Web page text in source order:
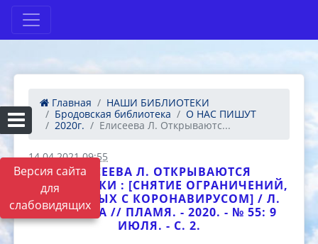
Версия сайта
для
слабовидящих
Главная
НАШИ БИБЛИОТЕКИ
Бродовская библиотека
О НАС ПИШУТ
2020г.
Елисеева Л. Открываютс...
14.04.2021 09:55
ЕЛИСЕЕВА Л. ОТКРЫВАЮТСЯ
БИБЛИОТЕКИ : [СНЯТИЕ ОГРАНИЧЕНИЙ,
СВЯЗАННЫХ С КОРОНАВИРУСОМ] / Л.
ЕЛИСЕЕВА // ПЛАМЯ. - 2020. - № 55: 9
ИЮЛЯ. - С. 2.